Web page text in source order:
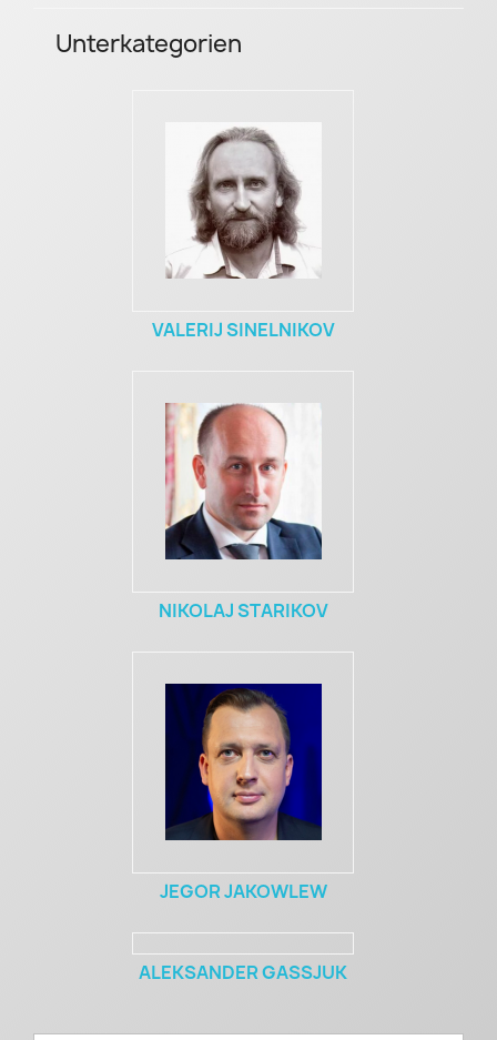
Unterkategorien
VALERIJ SINELNIKOV
NIKOLAJ STARIKOV
JEGOR JAKOWLEW
ALEKSANDER GASSJUK